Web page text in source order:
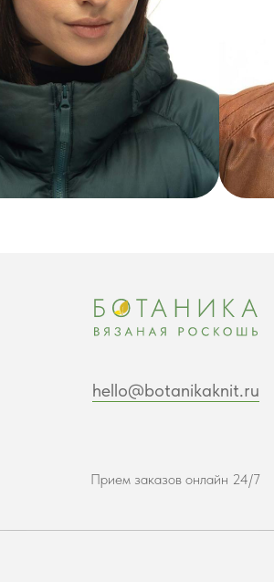
hello@botanikaknit.ru
Прием заказов онлайн 24/7